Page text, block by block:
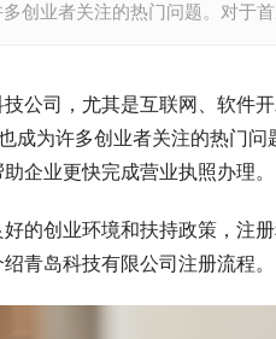
创业者关注的热门问题。对于
公司，尤其是互联网、软件
成为许多创业者关注的热门
企业更快完成营业执照办理。
的创业环境和扶持政策，注
青岛科技有限公司注册流程。